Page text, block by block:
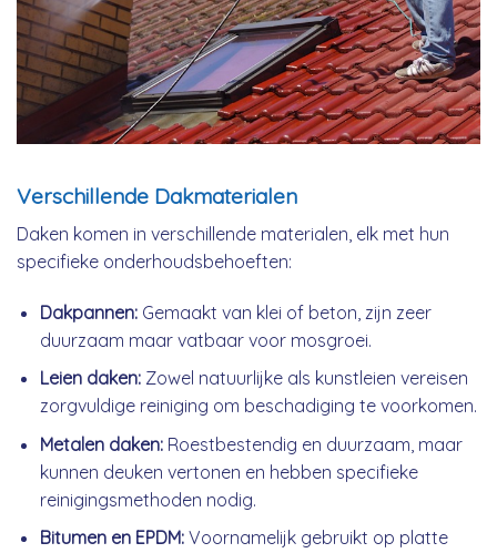
Verschillende Dakmaterialen
Daken komen in verschillende materialen, elk met hun
specifieke onderhoudsbehoeften:
Dakpannen:Gemaakt van klei of beton, zijn zeer
duurzaam maar vatbaar voor mosgroei.
Leien daken:Zowel natuurlijke als kunstleien vereisen
zorgvuldige reiniging om beschadiging te voorkomen.
Metalen daken:Roestbestendig en duurzaam, maar
kunnen deuken vertonen en hebben specifieke
reinigingsmethoden nodig.
Bitumen en EPDM:Voornamelijk gebruikt op platte